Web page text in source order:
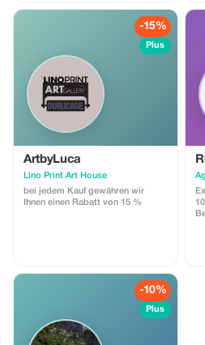
-15%
Plus
ArtbyLuca
Lino Print Art House
bei jedem Kauf gewähren wir
Ihnen einen Rabatt von 15 %
-10%
Plus